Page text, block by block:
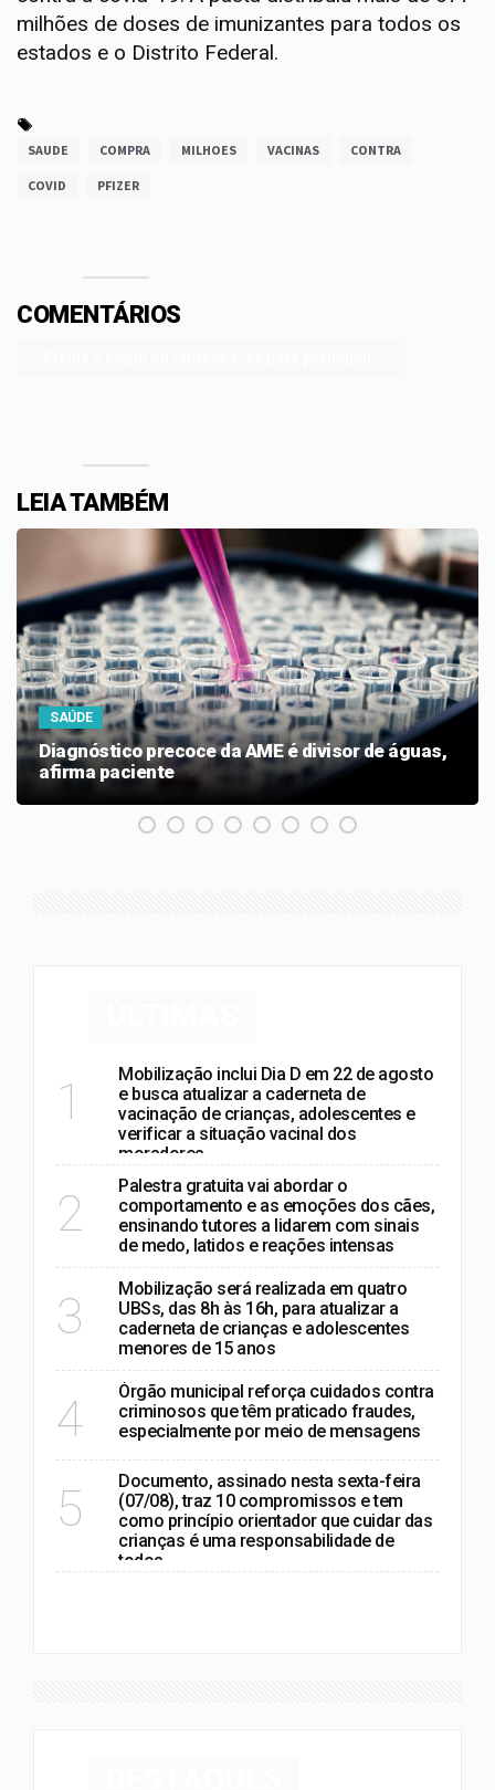
milhões de doses de imunizantes para todos os
estados e o Distrito Federal.
SAUDE COMPRA MILHOES VACINAS CONTRA
COVID PFIZER
COMENTÁRIOS
LEIA TAMBÉM
SAÚDE
Diagnóstico precoce da AME é divisor de águas,
afirma paciente
1
Mobilização inclui Dia D em 22 de agosto
e busca atualizar a caderneta de
vacinação de crianças, adolescentes e
verificar a situação vacinal dos
moradores
2
Palestra gratuita vai abordar o
comportamento e as emoções dos cães,
ensinando tutores a lidarem com sinais
de medo, latidos e reações intensas
3
Mobilização será realizada em quatro
UBSs, das 8h às 16h, para atualizar a
caderneta de crianças e adolescentes
menores de 15 anos
4
Órgão municipal reforça cuidados contra
criminosos que têm praticado fraudes,
especialmente por meio de mensagens
5
Documento, assinado nesta sexta-feira
(07/08), traz 10 compromissos e tem
como princípio orientador que cuidar das
crianças é uma responsabilidade de
todos